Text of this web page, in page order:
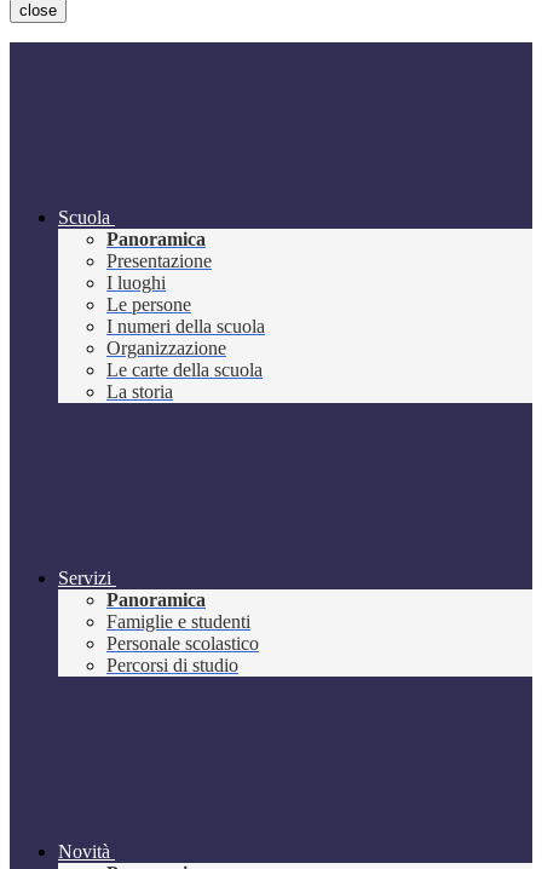
close
Scuola
Panoramica
Presentazione
I luoghi
Le persone
I numeri della scuola
Organizzazione
Le carte della scuola
La storia
Servizi
Panoramica
Famiglie e studenti
Personale scolastico
Percorsi di studio
Novità